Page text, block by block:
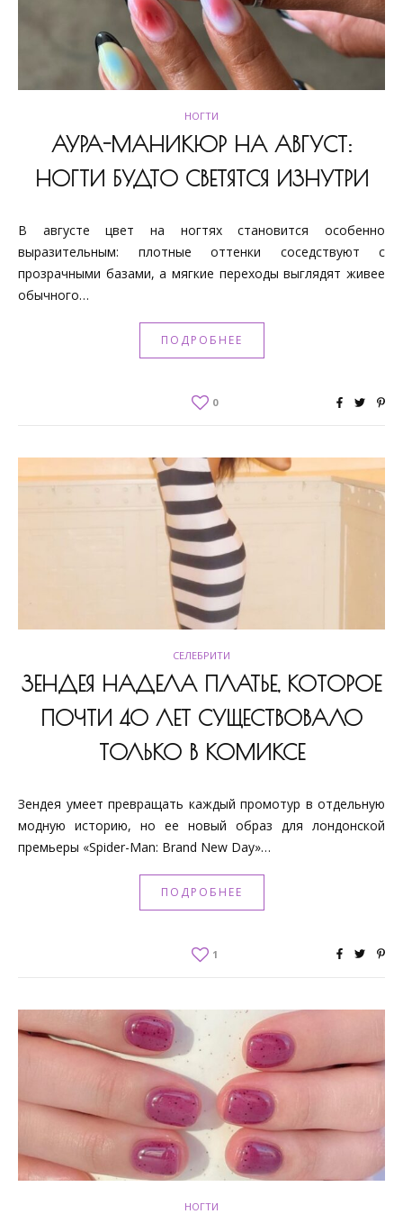
НОГТИ
АУРА-МАНИКЮР НА АВГУСТ:
НОГТИ БУДТО СВЕТЯТСЯ ИЗНУТРИ
В августе цвет на ногтях становится особенно
выразительным: плотные оттенки соседствуют с
прозрачными базами, а мягкие переходы выглядят живее
обычного…
ПОДРОБНЕЕ
0
СЕЛЕБРИТИ
ЗЕНДЕЯ НАДЕЛА ПЛАТЬЕ, КОТОРОЕ
ПОЧТИ 40 ЛЕТ СУЩЕСТВОВАЛО
ТОЛЬКО В КОМИКСЕ
Зендея умеет превращать каждый промотур в отдельную
модную историю, но ее новый образ для лондонской
премьеры «Spider-Man: Brand New Day»…
ПОДРОБНЕЕ
1
НОГТИ